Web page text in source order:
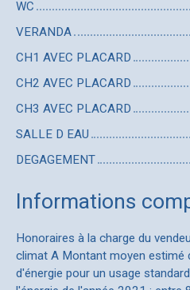
WC
VERANDA
CH1 AVEC PLACARD
CH2 AVEC PLACARD
CH3 AVEC PLACARD
SALLE D EAU
DEGAGEMENT
Informations
Honoraires à la charge du
climat A Montant moyen estimé
d'énergie pour un usage